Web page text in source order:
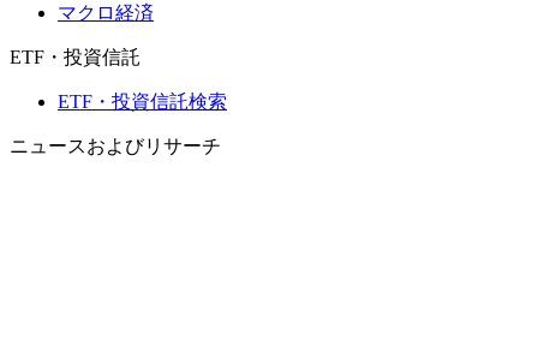
マクロ経済
ETF・投資信託
ETF・投資信託検索
ニュースおよびリサーチ